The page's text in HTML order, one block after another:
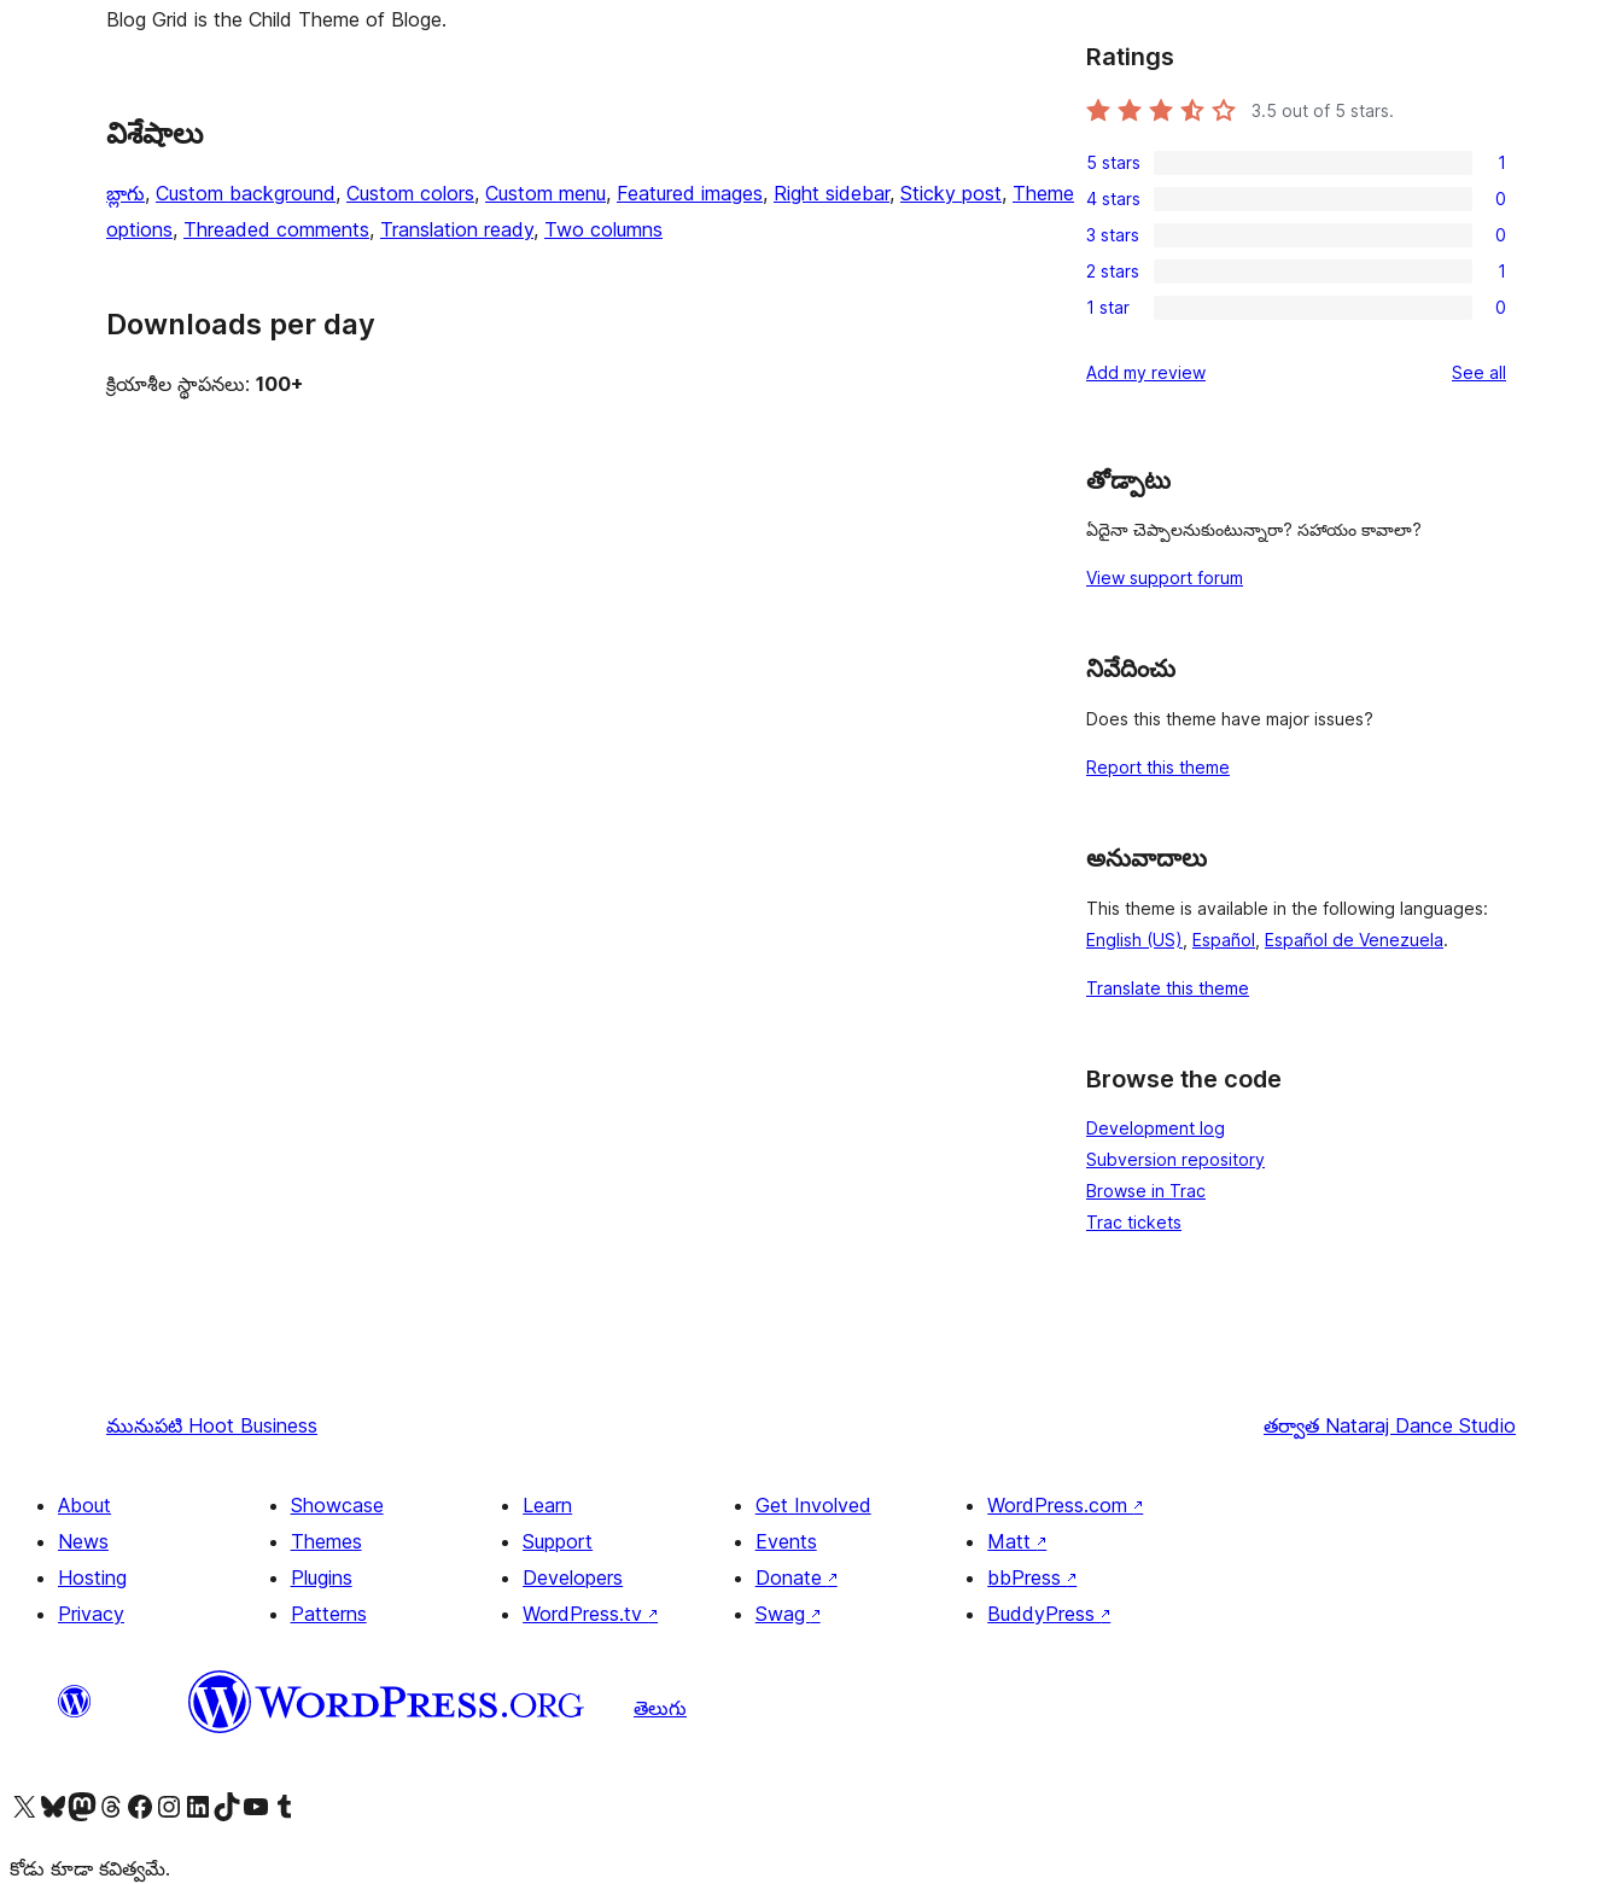
Blog Grid is the Child Theme of Bloge.
విశేషాలు
బ్లాగు, Custom background, Custom colors, Custom menu, Featured images, Right sidebar, Sticky post, Theme
options, Threaded comments, Translation ready, Two columns
Downloads per day
క్రియాశీల స్థాపనలు: 100+
Ratings
3.5 out of 5 stars.
1
5-
star
review
5 stars 1
0
4-
star
reviews
4 stars 0
0
3-
star
3 stars 0
1
2-
review
2 stars 1
0
star
1 star 0
Add my review See all
తోడ్పాటు
ఏదైనా చెప్పాలనుకుంటున్నారా? సహాయం కావాలా?
View support forum
నివేదించు
Does this theme have major issues?
Report this theme
అనువాదాలు
This theme is available in the following languages:
English (US) Español Español de Venezuela.
Translate this theme
Browse the code
Development log
Subversion repository
Browse in Trac
Trac tickets
మునుపటి Hoot Business తర్వాత Nataraj Dance Studio
About
News
Hosting
Privacy
Showcase
Themes
Plugins
Patterns
Learn
Support
Developers
WordPress.tv ↗
Get Involved
Events
Donate ↗
Swag ↗
WordPress.com ↗
Matt ↗
bbPress ↗
BuddyPress ↗
తెలుగు
Visit our X (formerly Twitter) account
Visit our Bluesky account
Visit our Mastodon account
Visit our Threads account
Visit our Facebook pageVisit our Instagram account
Visit our LinkedIn account
Visit our TikTok account
Visit our YouTube channel
Visit our Tumblr account
కోడు కూడా కవిత్వమే.